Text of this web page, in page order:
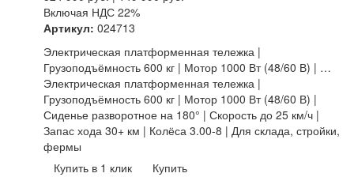
Включая НДС 22%
Артикул: 024713
Электрическая платформенная тележка |
Грузоподъёмность 600 кг | Мотор 1000 Вт (48/60 В) | …
Электрическая платформенная тележка |
Грузоподъёмность 600 кг | Мотор 1000 Вт (48/60 В) |
Сиденье разворотное на 180° | Скорость до 25 км/ч |
Запас хода 30+ км | Колёса 3.00-8 | Для склада, стройки,
фермы
Купить в 1 клик
Купить